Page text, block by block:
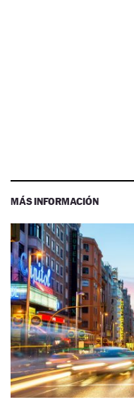
MÁS INFORMACIÓN